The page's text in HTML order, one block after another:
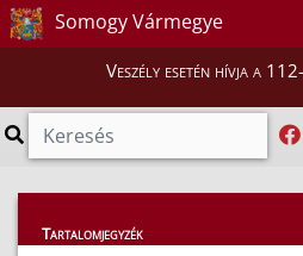
Somogy Vármegye
Veszély esetén hívja a
Hatósági ügyek
Tartalomjegyzék